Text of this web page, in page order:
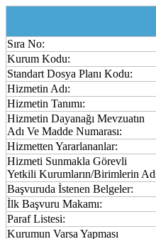
Sıra No:
Kurum Kodu:
Standart Dosya Planı Kodu:
Hizmetin Adı:
Hizmetin Tanımı:
Hizmetin Dayanağı Mevzuatın
Adı Ve Madde Numarası:
Hizmetten Yararlananlar:
Hizmeti Sunmakla Görevli
Yetkili Kurumların/Birimlerin
Başvuruda İstenen Belgeler:
İlk Başvuru Makamı:
Paraf Listesi:
Kurumun Varsa Yapması